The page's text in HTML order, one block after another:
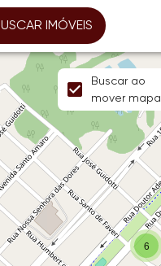
IMÓVEIS
6
Buscar ao
mover mapa